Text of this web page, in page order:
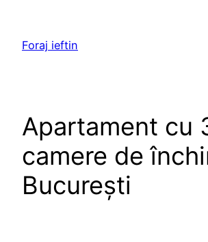
content
Foraj ieftin
Apartament cu
camere de
București